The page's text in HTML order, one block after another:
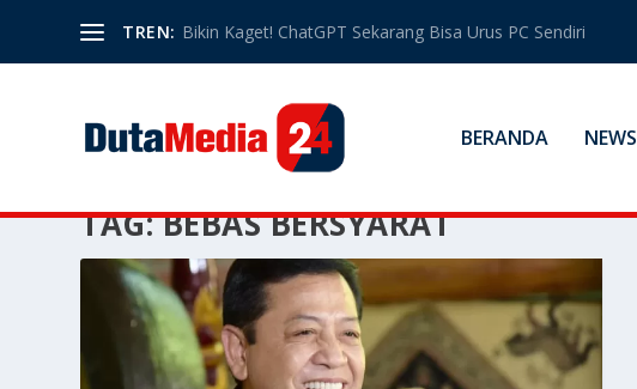
TREN: Bikin Kaget! ChatGPT Sekarang Bisa Urus PC Sendiri
BERANDA NEWS
TAG:BEBAS BERSYARAT